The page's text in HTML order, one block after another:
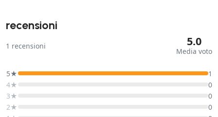
recensioni
1 recensioni 5.0
Media voto
5★
1
4★
0
3★
0
2★
0